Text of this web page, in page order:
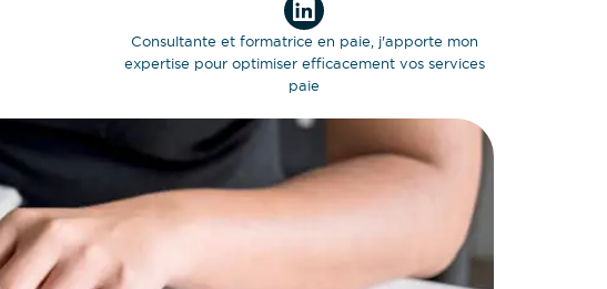
Consultante et formatrice en paie, j'apporte mon
expertise pour optimiser efficacement vos services
paie